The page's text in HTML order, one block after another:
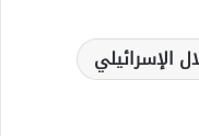
الإسرائيلي